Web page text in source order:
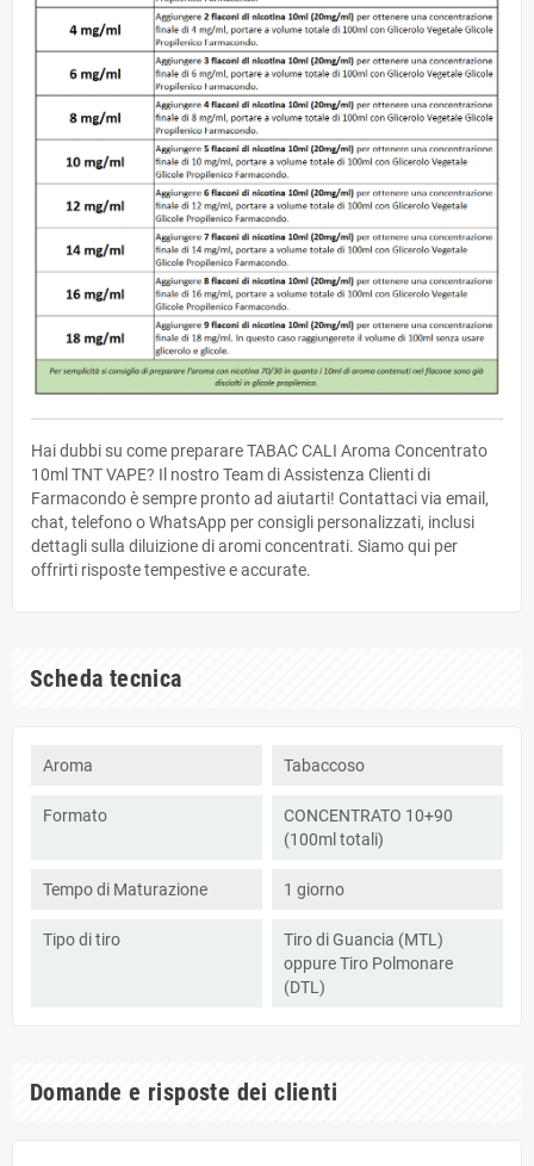
Hai dubbi su come preparare TABAC CALI Aroma Concentrato
10ml TNT VAPE? Il nostro Team di Assistenza Clienti di
Farmacondo è sempre pronto ad aiutarti! Contattaci via email,
chat, telefono o WhatsApp per consigli personalizzati, inclusi
dettagli sulla diluizione di aromi concentrati. Siamo qui per
offrirti risposte tempestive e accurate.
Scheda tecnica
Aroma Tabaccoso
Formato
CONCENTRATO 10+90
(100ml totali)
Tempo di Maturazione 1 giorno
Tipo di tiro
Tiro di Guancia (MTL)
oppure Tiro Polmonare
(DTL)
Domande e risposte dei clienti